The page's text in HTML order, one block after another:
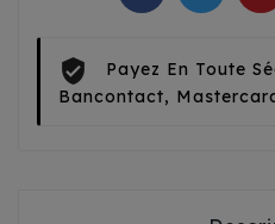
Payez En Toute
Bancontact,